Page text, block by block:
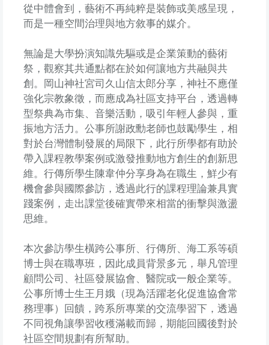
從中體會到，藝術不再純粹是裝飾或美感呈現，
而是一種空間治理與地方敘事的媒介。
無論是大學扮演知識先驅或是企業策動的藝術
祭，觀察其共通點都在於如何讓地方共融與共
創。岡山神社宮司久山信太郎分享，神社不應僅
強化宗教象徵，而應成為社區支持平台，透過轉
型祭典為市集、音樂活動，吸引年輕人參與，重
振地方活力。公事所謝政勳老師也鼓勵學生，相
對於台灣體制發展的局限下，此行所學都有助於
帶入課程教學案例或激發推動地方創生的創新思
維。行傳所學生陳韋仲分享身為在職生，鮮少有
機會參與國際參訪，透過此行的課程理論兼具實
踐案例，走出課堂後確實帶來相當的衝擊與激盪
思維。
本次參訪學生橫跨公事所、行傳所、海工系等碩
博士與在職專班，因此成員背景多元，舉凡管理
顧問公司、社區發展協會、醫院或一般企業等。
公事所博士生王月娥（現為活躍老化促進協會常
務理事）回饋，跨系所專業的交流學習下，透過
不同視角讓學習收穫滿載而歸，期能回國後對於
社區空間規劃有所幫助。